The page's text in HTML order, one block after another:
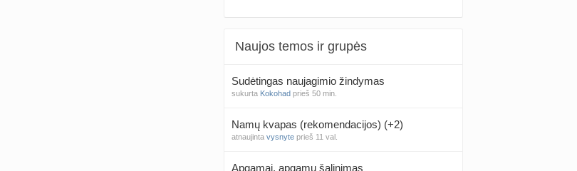
Naujos temos ir grupės
Sudėtingas naujagimio žindymas
sukurta Kokohad prieš 50 min.
Namų kvapas (rekomendacijos) (+2)
atnaujinta vysnyte prieš 11 val.
Apgamai, apgamų šalinimas